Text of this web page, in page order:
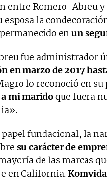
entre Romero-Abreu y
esposa la
enun
fue administrador
en marzo de 2017
lo reconoció en
mi maridoque fuera
papel fundacional, la
su carácter de
de las marcas
en California.Komvida